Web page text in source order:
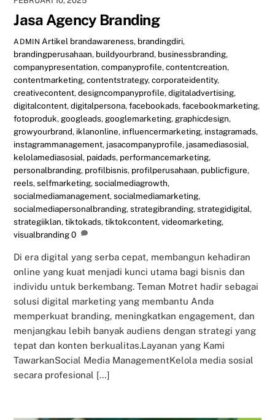
Jasa Agency Branding
ADMIN Artikel brandawareness, brandingdiri,
brandingperusahaan, buildyourbrand, businessbranding,
companypresentation,companyprofile,contentcreation,
contentmarketing,contentstrategy,corporateidentity,
creativecontent,designcompanyprofile,digitaladvertising,
digitalcontent,digitalpersona,facebookads,facebookmarketing,
fotoproduk,googleads,googlemarketing,graphicdesign,
growyourbrand, iklanonline, influencermarketing, instagramads,
instagrammanagement, jasacompanyprofile, jasamediasosial,
kelolamediasosial, paidads, performancemarketing,
personalbranding, profilbisnis, profilperusahaan, publicfigure,
reels,selfmarketing,socialmediagrowth,
socialmediamanagement,socialmediamarketing,
socialmediapersonalbranding,strategibranding,strategidigital,
strategiiklan,tiktokads,tiktokcontent,videomarketing,
visualbranding 0
Di era digital yang serba cepat, membangun kehadiran
online yang kuat menjadi kunci utama bagi bisnis dan
individu untuk berkembang. Teman Motret hadir sebagai
solusi digital marketing yang membantu Anda
memperkuat branding, meningkatkan engagement, dan
menjangkau lebih banyak audiens dengan strategi yang
tepat dan konten berkualitas.Layanan yang Kami
TawarkanSocial Media ManagementKelola media sosial
secara profesional […]